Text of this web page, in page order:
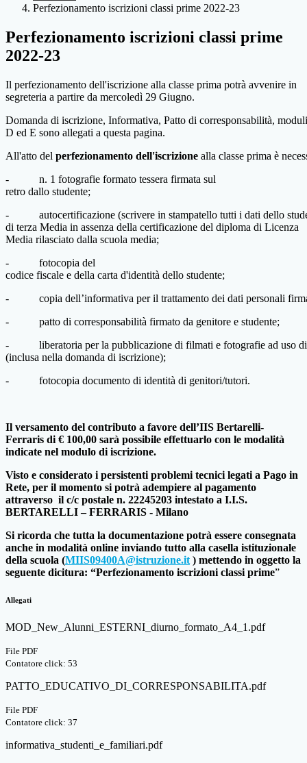
Perfezionamento iscrizioni classi prime 2022-23
Perfezionamento iscrizioni classi prime
2022-23
Il perfezionamento dell'iscrizione alla classe prima potrà avvenire in
segreteria a partire da mercoledì 29 Giugno.
Domanda di iscrizione, Informativa, Patto di corresponsabilità, moduli
D ed E sono allegati a questa pagina.
All'atto del perfezionamento dell'iscrizione alla classe prima è
-
n. 1 fotografie formato tessera firmata sul
retro dallo studente;
-
autocertificazione (scrivere in stampatello tutti i dati dello
di terza Media in assenza della certificazione del diploma di Licenza
Media rilasciato dalla scuola media;
-
fotocopia del
codice fiscale e della carta d'identità dello studente;
-
copia dell’informativa per il trattamento dei dati personali
-
patto di corresponsabilità firmato da genitore e studente;
-
liberatoria per la pubblicazione di filmati e fotografie ad uso
(inclusa nella domanda di iscrizione);
-
fotocopia documento di identità di genitori/tutori.
Il versamento del contributo a favore dell’IIS Bertarelli-
Ferraris di € 100,00 sarà possibile effettuarlo con le modalità
indicate nel modulo di iscrizione.
Visto e considerato i persistenti problemi tecnici legati a Pago in
Rete, per il momento si potrà adempiere al pagamento
attraverso il c/c postale n. 22245203 intestato a I.I.S.
BERTARELLI – FERRARIS - Milano
Si ricorda che tutta la documentazione potrà essere consegnata
anche in modalità online inviando tutto alla casella istituzionale
della scuola (MIIS09400A@istruzione.it ) mettendo in oggetto la
seguente dicitura: “Perfezionamento iscrizioni classi prime”
Allegati
MOD_New_Alunni_ESTERNI_diurno_formato_A4_1.pdf
File PDF
Contatore click: 53
PATTO_EDUCATIVO_DI_CORRESPONSABILITA.pdf
File PDF
Contatore click: 37
informativa_studenti_e_familiari.pdf